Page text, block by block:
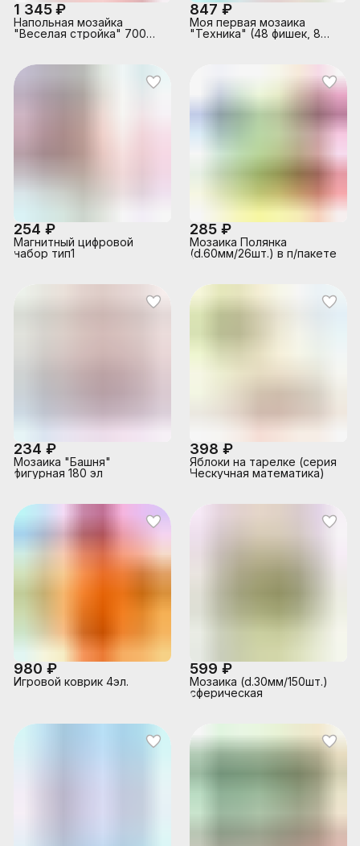
1 345 ₽
Напольная мозайка
"Веселая стройка" 700
847 ₽
Моя первая мозаика
"Техника" (48 фишек, 8
254 ₽
Магнитный цифровой
набор тип1
285 ₽
Мозаика Полянка
(d.60мм/26шт.) в п/пакете
234 ₽
Мозаика "Башня"
фигурная 180 эл
398 ₽
Яблоки на тарелке (серия
Нескучная математика)
980 ₽
Игровой коврик 4эл.
599 ₽
Мозаика (d.30мм/150шт.)
сферическая